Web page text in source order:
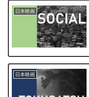
日本映画
日本映画